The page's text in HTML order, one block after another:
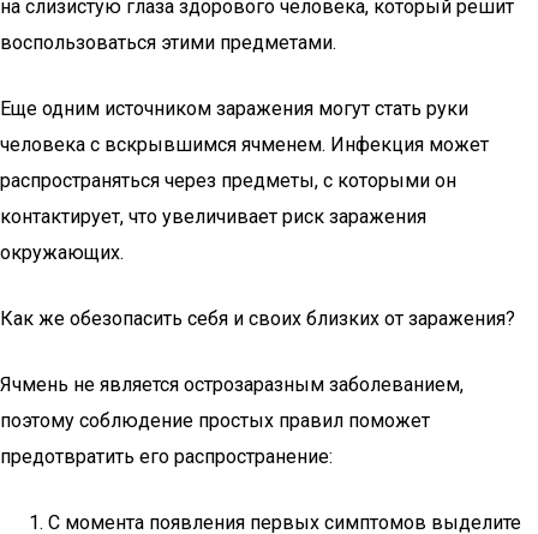
на слизистую глаза здорового человека, который решит
воспользоваться этими предметами.
Еще одним источником заражения могут стать руки
человека с вскрывшимся ячменем. Инфекция может
распространяться через предметы, с которыми он
контактирует, что увеличивает риск заражения
окружающих.
Как же обезопасить себя и своих близких от заражения?
Ячмень не является острозаразным заболеванием,
поэтому соблюдение простых правил поможет
предотвратить его распространение:
С момента появления первых симптомов выделите